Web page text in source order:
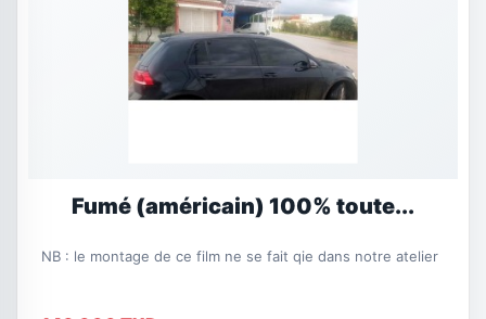
Fumé (américain) 100% toute...
NB : le montage de ce film ne se fait qie dans notre atelier